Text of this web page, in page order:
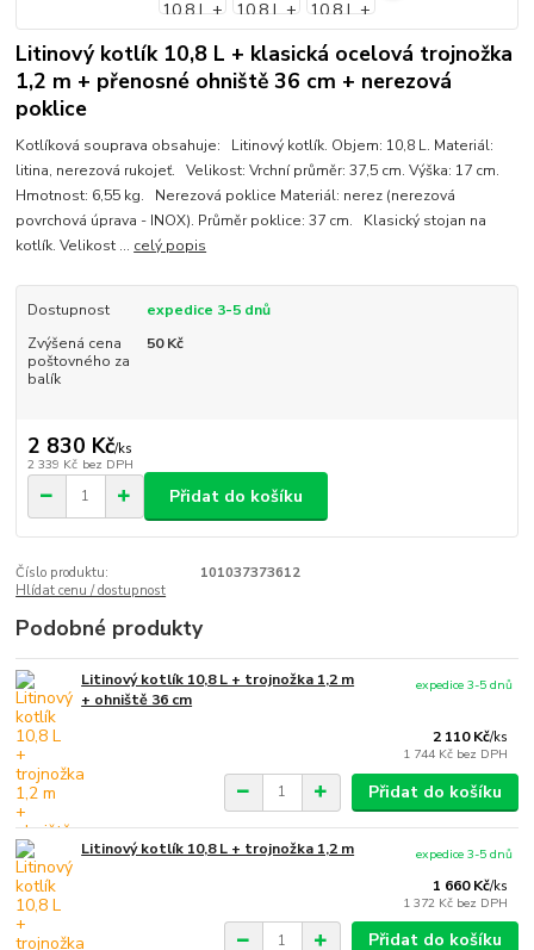
Litinový kotlík 10,8 L + klasická ocelová trojnožka
1,2 m + přenosné ohniště 36 cm + nerezová
poklice
Kotlíková souprava obsahuje: Litinový kotlík. Objem: 10,8 L. Materiál:
litina, nerezová rukojeť. Velikost: Vrchní průměr: 37,5 cm. Výška: 17 cm.
Hmotnost: 6,55 kg. Nerezová poklice Materiál: nerez (nerezová
povrchová úprava - INOX). Průměr poklice: 37 cm. Klasický stojan na
kotlík. Velikost ... celý popis
Dostupnost
expedice 3-5 dnů
Zvýšená cena
poštovného za
balík
50 Kč
2 830 Kč/ks
2 339 Kč bez DPH
Přidat do košíku
Číslo produktu:
101037373612
Hlídat cenu / dostupnost
Podobné produkty
Litinový kotlík 10,8 L + trojnožka 1,2 m
+ ohniště 36 cm
2 110 Kč/ks
1 744 Kč bez DPH
expedice 3-5 dnů
Přidat do košíku
Litinový kotlík 10,8 L + trojnožka 1,2 m
1 660 Kč/ks
1 372 Kč bez DPH
expedice 3-5 dnů
Přidat do košíku